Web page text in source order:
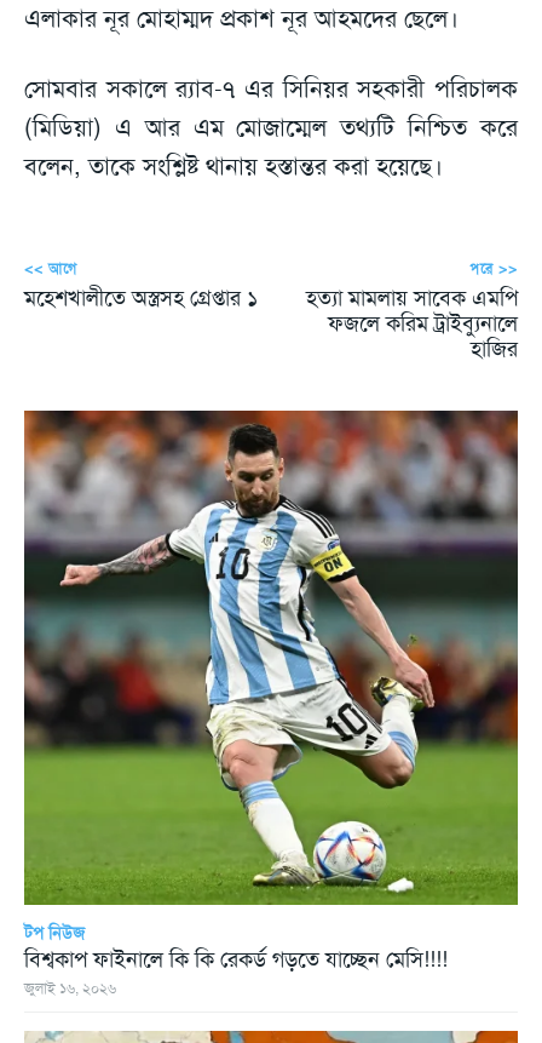
এলাকার নূর মোহাম্মদ প্রকাশ নূর আহমদের ছেলে।
সোমবার সকালে র‌্যাব-৭ এর সিনিয়র সহকারী পরিচালক
(মিডিয়া) এ আর এম মোজাম্মেল তথ্যটি নিশ্চিত করে
বলেন, তাকে সংশ্লিষ্ট থানায় হস্তান্তর করা হয়েছে।
<< আগে
মহেশখালীতে অস্ত্রসহ গ্রেপ্তার ১
পরে >>
হত্যা মামলায় সাবেক এমপি
ফজলে করিম ট্রাইব্যুনালে
হাজির
টপ নিউজ
বিশ্বকাপ ফাইনালে কি কি রেকর্ড গড়তে যাচ্ছেন মেসি!!!!
জুলাই ১৬, ২০২৬